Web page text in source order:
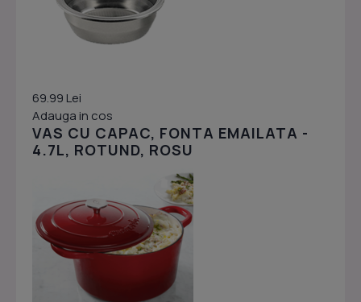
69.99 Lei
Adauga in cos
VAS CU CAPAC, FONTA EMAILATA -
4.7L, ROTUND, ROSU